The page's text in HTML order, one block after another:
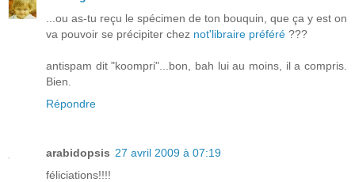
...ou as-tu reçu le spécimen de ton bouquin, que ça y est on
va pouvoir se précipiter chez not'libraire préféré ???
antispam dit "koompri"...bon, bah lui au moins, il a compris.
Bien.
Répondre
arabidopsis 27 avril 2009 à 07:19
féliciations!!!!